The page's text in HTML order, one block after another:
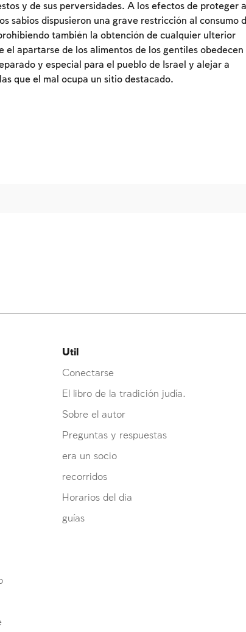
y de sus perversidades. A los efectos de proteger al
sabios dispusieron una grave restricción al consumo
también la obtención de cualquier ulterior
el apartarse de los alimentos de los gentiles obedecen
y especial para el pueblo de Israel y alejar a
que el mal ocupa un sitio destacado.
Util
Conectarse
El libro de la tradición judía.
Sobre el autor
Preguntas y respuestas
era un socio
recorridos
Horarios del dia
guías